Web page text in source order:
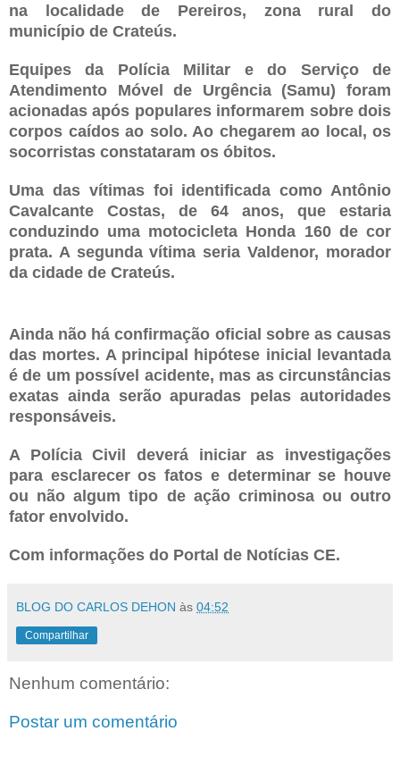
na localidade de Pereiros, zona rural do
município de Crateús.
Equipes da Polícia Militar e do Serviço de
Atendimento Móvel de Urgência (Samu) foram
acionadas após populares informarem sobre dois
corpos caídos ao solo. Ao chegarem ao local, os
socorristas constataram os óbitos.
Uma das vítimas foi identificada como Antônio
Cavalcante Costas, de 64 anos, que estaria
conduzindo uma motocicleta Honda 160 de cor
prata. A segunda vítima seria Valdenor, morador
da cidade de Crateús.
Ainda não há confirmação oficial sobre as causas
das mortes. A principal hipótese inicial levantada
é de um possível acidente, mas as circunstâncias
exatas ainda serão apuradas pelas autoridades
responsáveis.
A Polícia Civil deverá iniciar as investigações
para esclarecer os fatos e determinar se houve
ou não algum tipo de ação criminosa ou outro
fator envolvido.
Com informações do Portal de Notícias CE.
BLOG DO CARLOS DEHON às 04:52
Compartilhar
Nenhum comentário:
Postar um comentário